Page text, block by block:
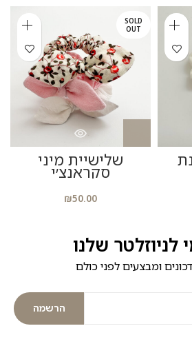
SOLD
OUT
שלישיית מיני
סקראנצ׳י
₪50.00
לניוזלטר שלנו
ומבצעים לפני כולם
הרשמה